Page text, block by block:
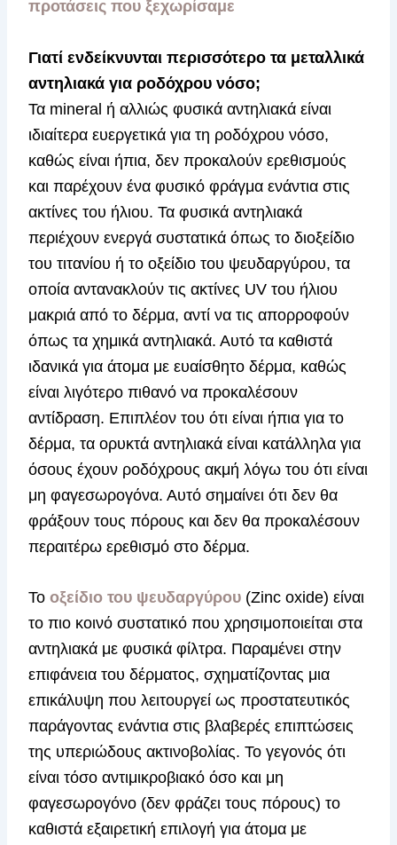
προτάσεις που ξεχωρίσαμε
Γιατί ενδείκνυνται περισσότερο τα μεταλλικά
αντηλιακά για ροδόχρου νόσο;
Τα mineral ή αλλιώς φυσικά αντηλιακά είναι
ιδιαίτερα ευεργετικά για τη ροδόχρου νόσο,
καθώς είναι ήπια, δεν προκαλούν ερεθισμούς
και παρέχουν ένα φυσικό φράγμα ενάντια στις
ακτίνες του ήλιου. Τα φυσικά αντηλιακά
περιέχουν ενεργά συστατικά όπως το διοξείδιο
του τιτανίου ή το οξείδιο του ψευδαργύρου, τα
οποία αντανακλούν τις ακτίνες UV του ήλιου
μακριά από το δέρμα, αντί να τις απορροφούν
όπως τα χημικά αντηλιακά. Αυτό τα καθιστά
ιδανικά για άτομα με ευαίσθητο δέρμα, καθώς
είναι λιγότερο πιθανό να προκαλέσουν
αντίδραση. Επιπλέον του ότι είναι ήπια για το
δέρμα, τα ορυκτά αντηλιακά είναι κατάλληλα για
όσους έχουν ροδόχρους ακμή λόγω του ότι είναι
μη φαγεσωρογόνα. Αυτό σημαίνει ότι δεν θα
φράξουν τους πόρους και δεν θα προκαλέσουν
περαιτέρω ερεθισμό στο δέρμα.
Τοοξείδιο του ψευδαργύρου (Zinc oxide) είναι
το πιο κοινό συστατικό που χρησιμοποιείται στα
αντηλιακά με φυσικά φίλτρα. Παραμένει στην
επιφάνεια του δέρματος, σχηματίζοντας μια
επικάλυψη που λειτουργεί ως προστατευτικός
παράγοντας ενάντια στις βλαβερές επιπτώσεις
της υπεριώδους ακτινοβολίας. Το γεγονός ότι
είναι τόσο αντιμικροβιακό όσο και μη
φαγεσωρογόνο (δεν φράζει τους πόρους) το
καθιστά εξαιρετική επιλογή για άτομα με